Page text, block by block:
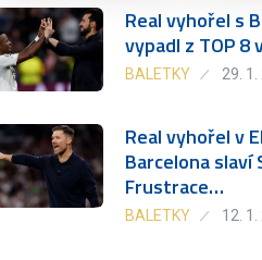
Real vyhořel s
vypadl z TOP 8
BALETKY 29.
Real vyhořel v
Barcelona slaví
Frustrace…
BALETKY 12.